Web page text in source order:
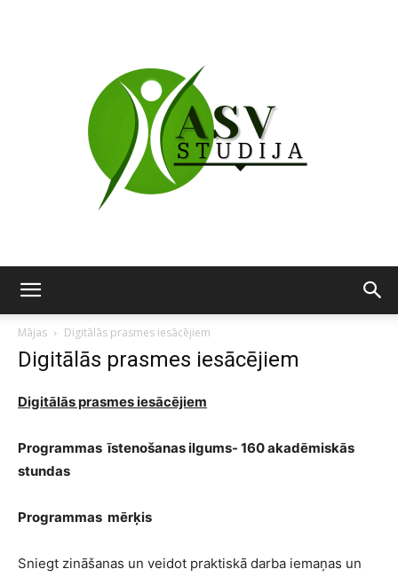
Mājas Digitālās prasmes iesācējiem
Digitālās prasmes iesācējiem
Digitālās prasmes iesācējiem
Programmas īstenošanas ilgums- 160 akadēmiskās
stundas
Programmas mērķis
Sniegt zināšanas un veidot praktiskā darba iemaņas un